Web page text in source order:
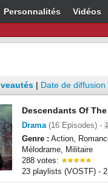
Personnalités Vidéos
| Date de diffusion
Descendants Of
Drama(16 Episodes) -
Genre : Action,
Mélodrame, Militaire
288 votes:
23 playlists (VOSTF) -